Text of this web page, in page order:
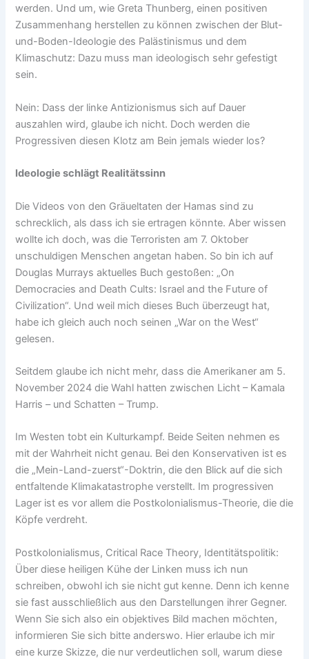
werden. Und um, wie Greta Thunberg, einen positiven
Zusammenhang herstellen zu können zwischen der Blut-
und-Boden-Ideologie des Palästinismus und dem
Klimaschutz: Dazu muss man ideologisch sehr gefestigt
sein.
Nein: Dass der linke Antizionismus sich auf Dauer
auszahlen wird, glaube ich nicht. Doch werden die
Progressiven diesen Klotz am Bein jemals wieder los?
Ideologie schlägt Realitätssinn
Die Videos von den Gräueltaten der Hamas sind zu
schrecklich, als dass ich sie ertragen könnte. Aber wissen
wollte ich doch, was die Terroristen am 7. Oktober
unschuldigen Menschen angetan haben. So bin ich auf
Douglas Murrays aktuelles Buch gestoßen: „On
Democracies and Death Cults: Israel and the Future of
Civilization“. Und weil mich dieses Buch überzeugt hat,
habe ich gleich auch noch seinen „War on the West“
gelesen.
Seitdem glaube ich nicht mehr, dass die Amerikaner am 5.
November 2024 die Wahl hatten zwischen Licht – Kamala
Harris – und Schatten – Trump.
Im Westen tobt ein Kulturkampf. Beide Seiten nehmen es
mit der Wahrheit nicht genau. Bei den Konservativen ist es
die „Mein-Land-zuerst“-Doktrin, die den Blick auf die sich
entfaltende Klimakatastrophe verstellt. Im progressiven
Lager ist es vor allem die Postkolonialismus-Theorie, die die
Köpfe verdreht.
Postkolonialismus, Critical Race Theory, Identitätspolitik:
Über diese heiligen Kühe der Linken muss ich nun
schreiben, obwohl ich sie nicht gut kenne. Denn ich kenne
sie fast ausschließlich aus den Darstellungen ihrer Gegner.
Wenn Sie sich also ein objektives Bild machen möchten,
informieren Sie sich bitte anderswo. Hier erlaube ich mir
eine kurze Skizze, die nur verdeutlichen soll, warum diese